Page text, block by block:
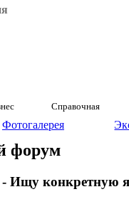
Справочная
Фотогалерея
форум
Ищу конкретную